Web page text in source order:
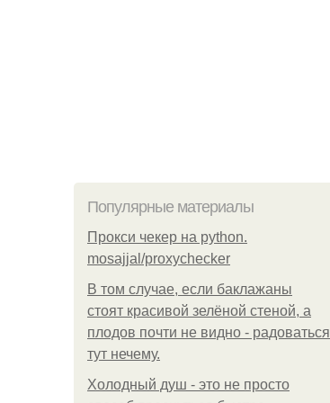
Популярные материалы
Прокси чекер на python.
mosajjal/proxychecker
В том случае, если баклажаны
стоят красивой зелёной стеной, а
плодов почти не видно - радоваться
тут нечему.
Холодный душ - это не просто